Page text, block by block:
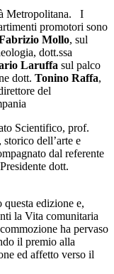
Metropolitana. I
promotori sono
Mollo, sul
dott.ssa
Laruffa sul palco
dott. Tonino Raffa,
del
Scientifico, prof.
, storico dell’arte e
dal referente
dott.
edizione e,
la Vita comunitaria
ha pervaso
il premio alla
ed affetto verso il